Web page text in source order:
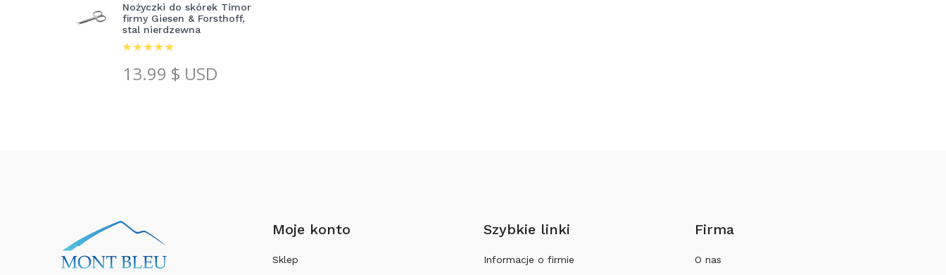
Nożyczki do skórek Timor
firmy Giesen & Forsthoff,
stal nierdzewna
13.99 $ USD
Moje konto
Sklep
Szybkie linki
Informacje o firmie
Firma
O nas